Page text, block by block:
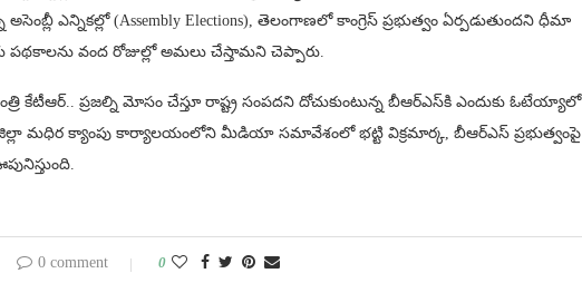
ఎన్నికల్లో (Assembly Elections), తెలంగాణలో కాంగ్రెస్ ప్రభుత్వం ఏర్పడుతుందని ధీమా
పథకాలను వంద రోజుల్లో అమలు చేస్తామని చెప్పారు.
కేటీఆర్.. ప్రజల్ని మోసం చేస్తూ రాష్ట్ర సంపదని దోచుకుంటున్న బీఆర్ఎస్‌కి ఎందుకు ఓటేయ్యాలో
జిల్లా మధిర క్యాంపు కార్యాలయంలోని మీడియా సమావేశంలో భట్టి విక్రమార్క, బీఆర్‌ఎస్‌ ప్రభుత్వంపై
0 comment 0